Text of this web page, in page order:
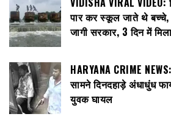
पार कर स्कूल जाते थे बच्चे,
जागी सरकार, 3 दिन में
HARYANA CRIME
सामने दिनदहाड़े अंधाधुंध
युवक घायल